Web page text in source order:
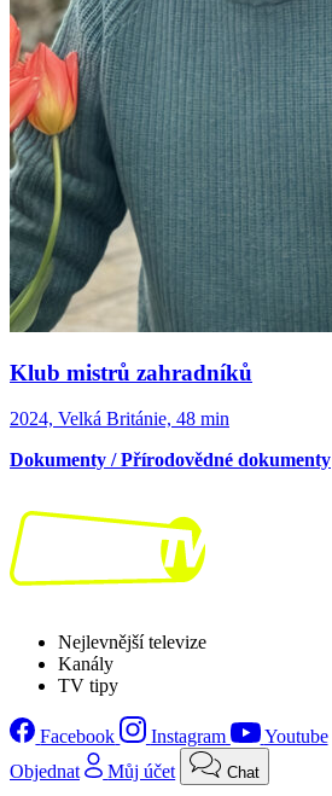
Klub mistrů zahradníků
2024, Velká Británie, 48 min
Dokumenty / Přírodovědné dokumenty
Nejlevnější televize
Kanály
TV tipy
Facebook Instagram
Youtube
Objednat
Můj účet Chat